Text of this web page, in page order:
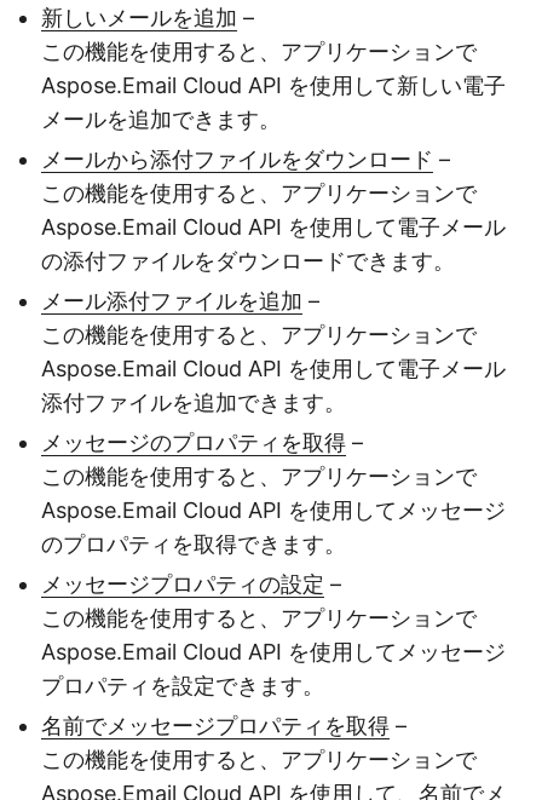
新しいメールを追加 –
この機能を使用すると、アプリケーションで
Aspose.Email Cloud API を使用して新しい電子
メールを追加できます。
メールから添付ファイルをダウンロード –
この機能を使用すると、アプリケーションで
Aspose.Email Cloud API を使用して電子メール
の添付ファイルをダウンロードできます。
メール添付ファイルを追加 –
この機能を使用すると、アプリケーションで
Aspose.Email Cloud API を使用して電子メール
添付ファイルを追加できます。
メッセージのプロパティを取得 –
この機能を使用すると、アプリケーションで
Aspose.Email Cloud API を使用してメッセージ
のプロパティを取得できます。
メッセージプロパティの設定 –
この機能を使用すると、アプリケーションで
Aspose.Email Cloud API を使用してメッセージ
プロパティを設定できます。
名前でメッセージプロパティを取得 –
この機能を使用すると、アプリケーションで
Aspose.Email Cloud API を使用して、名前でメ